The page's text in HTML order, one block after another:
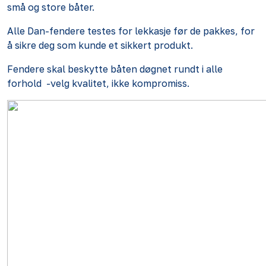
små og store båter.
Alle Dan-fendere testes for lekkasje før de pakkes, for
å sikre deg som kunde et sikkert produkt.
Fendere skal beskytte båten døgnet rundt i alle
forhold -velg kvalitet, ikke kompromiss.